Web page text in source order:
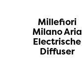
Millefiori
Milano Aria
Electrische
Diffuser